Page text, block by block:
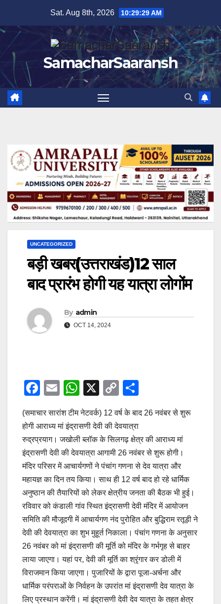
content
Sat. Aug 8th, 2026 10:29:30 AM
SamacharSaaransh
UNCATEGORIZED
बड़ी खबर(उत्तराखंड)12 साल
बाद प्रारंभ होगी यह यात्रा लोगोंम
By admin
OCT 14, 2024
F
c
e
b
o
o
k
E
ail
W
h
at
s
A
p
p
X
C
o
p
y
Li
n
k
ar
e
(समाचार सारांश टीम नेटवर्क) 12 वर्ष के बाद 26 नवंबर से शुरू
होगी आराध्य मां इंद्रासणी देवी की देवयात्रा
रुद्रप्रयाग। जखोली ब्लॉक के सिलगढ़ क्षेत्र की आराध्य मां
इंद्रासणी देवी की देवयात्रा आगामी 26 नवंबर से शुरू होगी।
मंदिर परिसर में आचार्यगणों ने पंचांग गणना से देव यात्रा और
महायज्ञ का दिन तय किया। साथ ही 12 वर्ष बाद हो रहे धार्मिक
अनुष्ठान की तैयारियों को लेकर क्षेत्रीय जनता की बैठक भी हुई।
रविवार को कंडाली गांव स्थित इंद्रासणी देवी मंदिर में आयोजन
समिति की मौजूदगी में आचार्यगण नंद पुरोहित और बुद्धिराम रतूड़ी ने
देवी की देवयात्रा का शुभ मुहूर्त निकाला। पंचांग गणना के अनुसार
26 नवंबर को मां इंद्रासणी की मूर्ति को मंदिर के गर्भगृह से बाहर
लाया जाएगा। यहां पर, देवी की मूर्ति का श्रृंगार कर डोली में
विराजमान किया जाएगा। पुजारियों के द्वारा पूजा-अर्चना और
धार्मिक परंपराओं के निर्वहन के उपरांत मां इंद्रासणी देव यात्रा के
लिए प्रस्थान करेंगी। मां इंद्रासणी देवी देव यात्रा के तहत क्षेत्र